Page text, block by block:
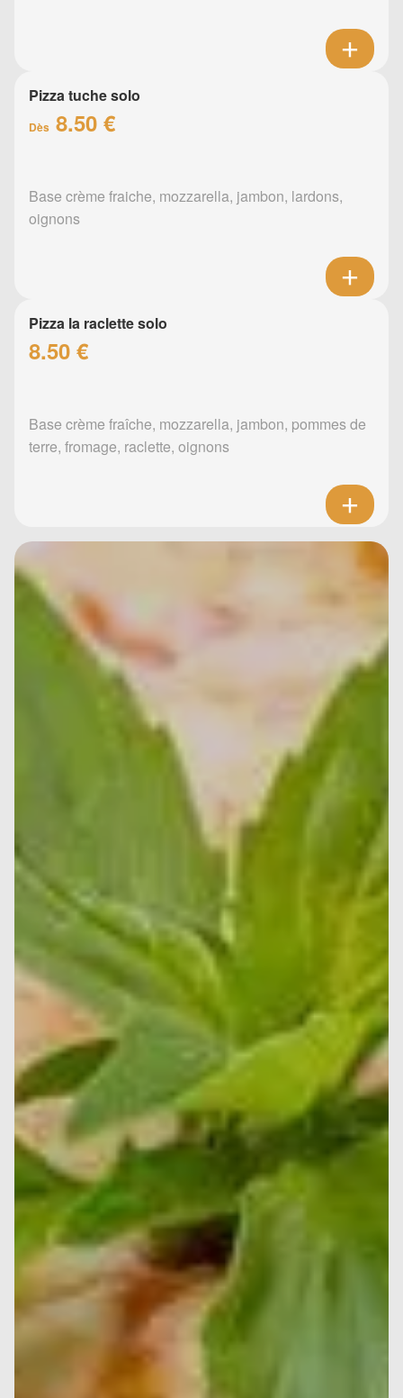
Pizza tuche solo
Dès 8.50 €
Base crème fraiche, mozzarella, jambon, lardons,
oignons
Pizza la raclette solo
8.50 €
Base crème fraîche, mozzarella, jambon, pommes de
terre, fromage, raclette, oignons